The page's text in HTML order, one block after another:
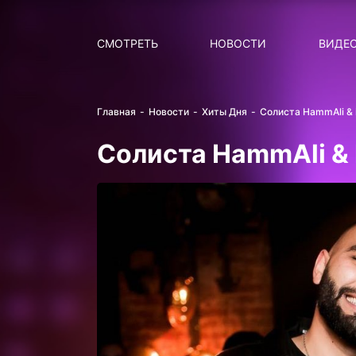
СМОТРЕТЬ НОВОСТИ
Главная Новости Хиты Дня Солиста HammAli &
Солиста HammAli